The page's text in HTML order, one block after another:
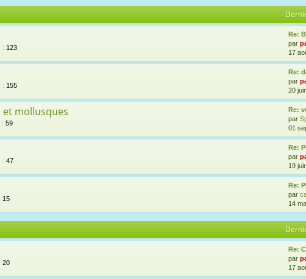
: 123
Re:
par
17
: 155
Re:
par
20
mollusques
: 59
Re:
par
01
: 47
Re:
par
19
15
Re:
par
14
20
Re:
par
17